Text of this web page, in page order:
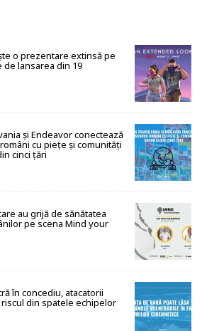
o prezentare extinsă pe
de lansarea din 19
și Endeavor conectează
cu piețe și comunități
cinci țări
au grijă de sănătatea
pe scena Mind your
în concediu, atacatorii
din spatele echipelor